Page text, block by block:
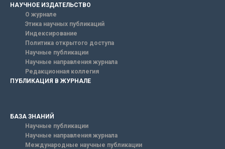
НАУЧНОЕ ИЗДАТЕЛЬСТВО
О журнале
Этика научных публикаций
Индексирование
Политика открытого доступа
Научные публикации
Научные направления журнала
Редакционная коллегия
ПУБЛИКАЦИЯ В ЖУРНАЛЕ
БАЗА ЗНАНИЙ
Научные публикации
Научные направления журнала
Международные научные публикации